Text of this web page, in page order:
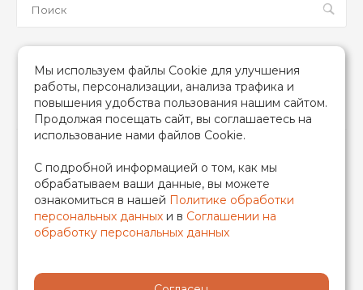
2026 © TIM (ТИМ) Инженерная сантехника, Все права
защищены
ИП Гончаренко Надежда Николаевна
500708528433/319500700011740
Мы используем файлы Cookie для улучшения
работы, персонализации, анализа трафика и
повышения удобства пользования нашим сайтом.
Продолжая посещать сайт, вы соглашаетесь на
использование нами файлов Cookie.
С подробной информацией о том, как мы
обрабатываем ваши данные, вы можете
ознакомиться в нашей Политике обработки
персональных данных и в Соглашении на
обработку персональных данных